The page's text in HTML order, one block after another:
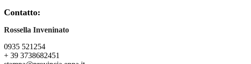
Contatto:
Rossella Inveninato
0935 521254
+ 39 3738682451